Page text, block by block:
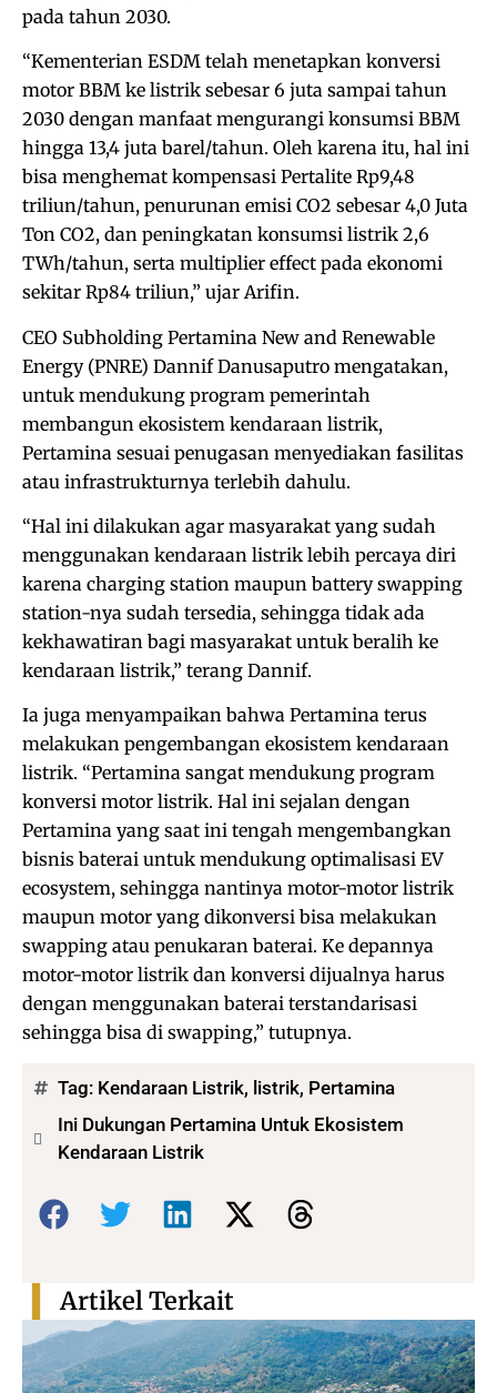
pada tahun 2030.
“Kementerian ESDM telah menetapkan konversi
motor BBM ke listrik sebesar 6 juta sampai tahun
2030 dengan manfaat mengurangi konsumsi BBM
hingga 13,4 juta barel/tahun. Oleh karena itu, hal ini
bisa menghemat kompensasi Pertalite Rp9,48
triliun/tahun, penurunan emisi CO2 sebesar 4,0 Juta
Ton CO2, dan peningkatan konsumsi listrik 2,6
TWh/tahun, serta multiplier effect pada ekonomi
sekitar Rp84 triliun,” ujar Arifin.
CEO Subholding Pertamina New and Renewable
Energy (PNRE) Dannif Danusaputro mengatakan,
untuk mendukung program pemerintah
membangun ekosistem kendaraan listrik,
Pertamina sesuai penugasan menyediakan fasilitas
atau infrastrukturnya terlebih dahulu.
“Hal ini dilakukan agar masyarakat yang sudah
menggunakan kendaraan listrik lebih percaya diri
karena charging station maupun battery swapping
station-nya sudah tersedia, sehingga tidak ada
kekhawatiran bagi masyarakat untuk beralih ke
kendaraan listrik,” terang Dannif.
Ia juga menyampaikan bahwa Pertamina terus
melakukan pengembangan ekosistem kendaraan
listrik. “Pertamina sangat mendukung program
konversi motor listrik. Hal ini sejalan dengan
Pertamina yang saat ini tengah mengembangkan
bisnis baterai untuk mendukung optimalisasi EV
ecosystem, sehingga nantinya motor-motor listrik
maupun motor yang dikonversi bisa melakukan
swapping atau penukaran baterai. Ke depannya
motor-motor listrik dan konversi dijualnya harus
dengan menggunakan baterai terstandarisasi
sehingga bisa di swapping,” tutupnya.
Tag: Kendaraan Listrik, listrik, Pertamina
Ini Dukungan Pertamina Untuk Ekosistem
Kendaraan Listrik
Bagikan:
Artikel Terkait